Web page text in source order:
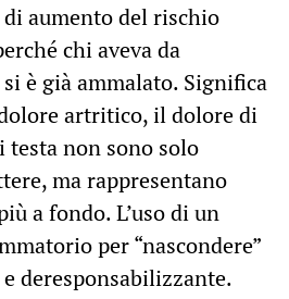
aumento del rischio
chi aveva da
è già ammalato. Significa
artritico, il dolore di
non sono solo
ma rappresentano
a fondo. L’uso di un
per “nascondere”
deresponsabilizzante.